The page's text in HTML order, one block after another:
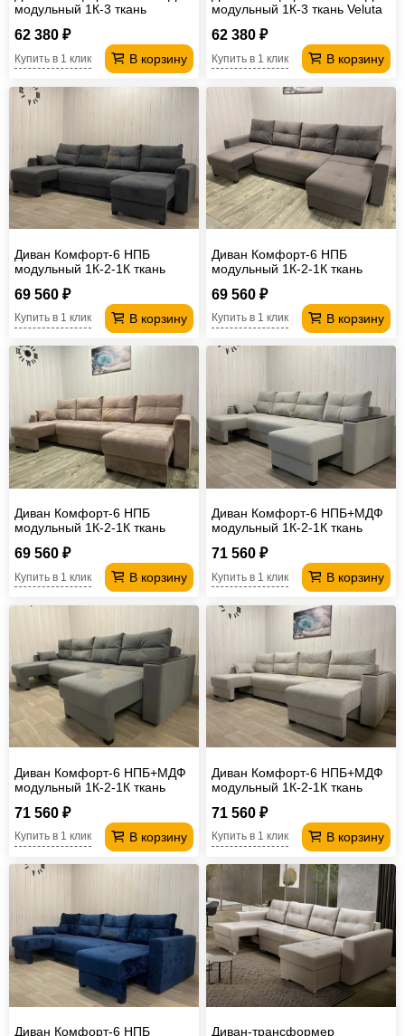
модульный 1К-3 ткань
62 380 ₽
В корзину
Купить в 1 клик
модульный 1К-3 ткань Veluta
62 380 ₽
В корзину
Купить в 1 клик
Диван Комфорт-6 НПБ
модульный 1К-2-1К ткань
69 560 ₽
В корзину
Купить в 1 клик
Диван Комфорт-6 НПБ
модульный 1К-2-1К ткань
69 560 ₽
В корзину
Купить в 1 клик
Диван Комфорт-6 НПБ
модульный 1К-2-1К ткань
69 560 ₽
В корзину
Купить в 1 клик
Диван Комфорт-6 НПБ+МДФ
модульный 1К-2-1К ткань
71 560 ₽
В корзину
Купить в 1 клик
Диван Комфорт-6 НПБ+МДФ
модульный 1К-2-1К ткань
71 560 ₽
В корзину
Купить в 1 клик
Диван Комфорт-6 НПБ+МДФ
модульный 1К-2-1К ткань
71 560 ₽
В корзину
Купить в 1 клик
Диван Комфорт-6 НПБ
Диван-трансформер